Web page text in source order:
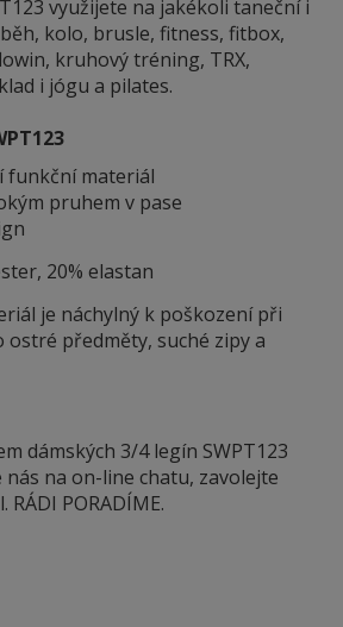
využijete na jakékoli taneční i
kolo, brusle, fitness, fitbox,
kruhový tréning, TRX,
i jógu a pilates.
funkční materiál
pruhem v pase
20% elastan
je náchylný k poškození při
předměty, suché zipy a
dámských 3/4 legín SWPT123
nás na on-line chatu, zavolejte
PORADÍME.